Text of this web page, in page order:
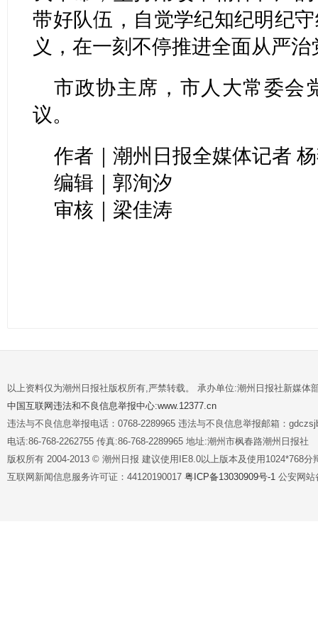
带好队伍，自觉学纪知纪明纪
义，在一刻不停推进全面从严
市政协主席，市人大常委会
议。
作者｜潮州日报全媒体记者
编辑｜郭洵汐
审核｜梁佳涛
以上资料仅为潮州日报社版权所有,严禁转载。 承办单位:潮州日报社新媒体
中国互联网违法和不良信息举报中心:www.12377.cn
违法与不良信息举报电话：0768-2289965 违法与不良信息举报邮箱：
电话:86-768-2262755 传真:86-768-2289965 地址:潮州市枫春路潮州日报社
版权所有 2004-2013 © 潮州日报 建议使用IE8.0以上版本及使用1024*768分
互联网新闻信息服务许可证：44120190017 粤ICP备13030909号-1 公安网站